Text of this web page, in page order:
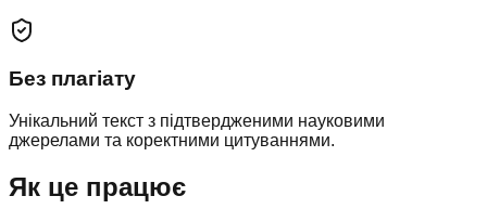
Без плагіату
Унікальний текст з підтвердженими науковими
джерелами та коректними цитуваннями.
Як це працює